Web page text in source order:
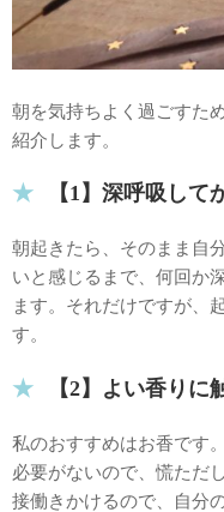
朝を気持ちよく過ごすた
紹介します。
【1】深呼吸して
朝起きたら、そのまま自
いと感じるまで、何回か
ます。それだけですが、
す。
【2】よい香りに
私のおすすめはお香です
必要がないので、慌ただ
接働きかけるので、自分